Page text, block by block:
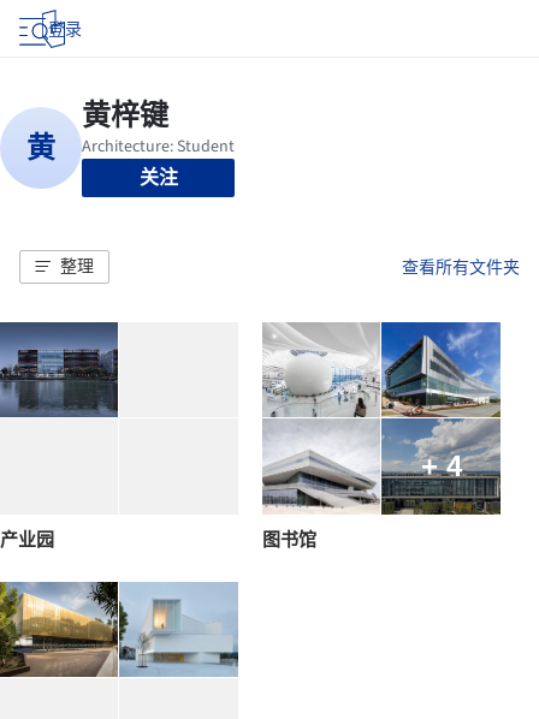
登录
关注
整理 查看所有文件夹
产业园
+ 4
图书馆